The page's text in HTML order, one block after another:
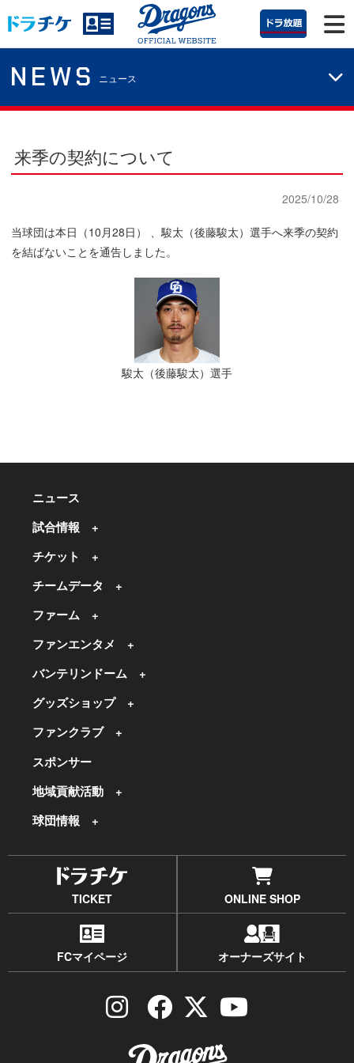
NEWS ニュース
来季の契約について
2025/10/28
当球団は本日（10月28日） 、駿太（後藤駿太）選手へ来季の契約
を結ばないことを通告しました。
駿太（後藤駿太）選手
ニュース
試合情報
チケット
チームデータ
ファーム
ファンエンタメ
バンテリンドーム
グッズショップ
ファンクラブ
スポンサー
地域貢献活動
球団情報
TICKET ONLINE SHOP
FCマイページ オーナーズサイト